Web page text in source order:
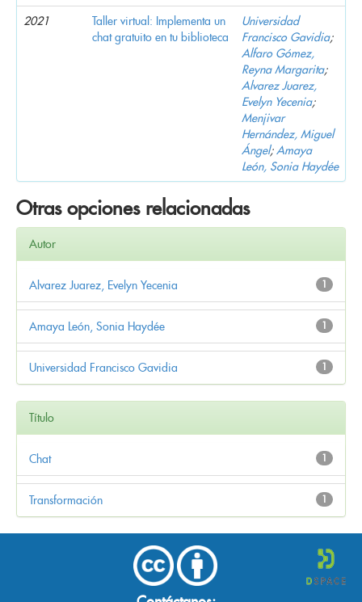
2021
Taller virtual: Implementa un
chat gratuito en tu biblioteca
Universidad
Francisco Gavidia;
Alfaro Gómez,
Reyna Margarita;
Alvarez Juarez,
Evelyn Yecenia;
Menjivar
Hernández, Miguel
Ángel; Amaya
León, Sonia Haydée
Otras opciones relacionadas
Autor
1
Alvarez Juarez, Evelyn Yecenia
1
Amaya León, Sonia Haydée
1
Universidad Francisco Gavidia
Título
1
Chat
1
Transformación